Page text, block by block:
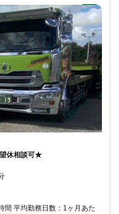
休相談可★
間 平均勤務日数：1ヶ月あた